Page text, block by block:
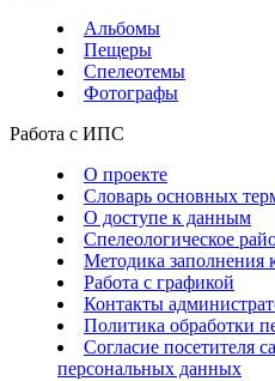
Альбомы
Пещеры
Спелеотемы
Фотографы
Работа с ИПС
О проекте
Словарь основных
О доступе к данным
Спелеологическое
Методика заполнения
Работа с графикой
Контакты
Политика обработки
Согласие посетителя
персональных данных